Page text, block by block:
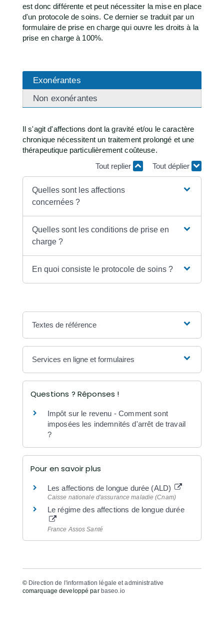
est donc différente et peut nécessiter la mise en place
d'un protocole de soins. Ce dernier se traduit par un
formulaire de prise en charge qui ouvre les droits à la
prise en charge à 100%.
Exonérantes
Non exonérantes
Il s'agit d'affections dont la gravité et/ou le caractère
chronique nécessitent un traitement prolongé et une
thérapeutique particulièrement coûteuse.
Tout replier
Tout déplier
Quelles sont les affections
concernées ?
Quelles sont les conditions de prise en
charge ?
En quoi consiste le protocole de soins ?
Textes de référence
Services en ligne et formulaires
Questions ? Réponses !
Impôt sur le revenu - Comment sont
imposées les indemnités d'arrêt de travail
?
Pour en savoir plus
Les affections de longue durée (ALD)
Caisse nationale d'assurance maladie (Cnam)
Le régime des affections de longue durée
France Assos Santé
© Direction de l'information légale et administrative
comarquage developpé par baseo.io